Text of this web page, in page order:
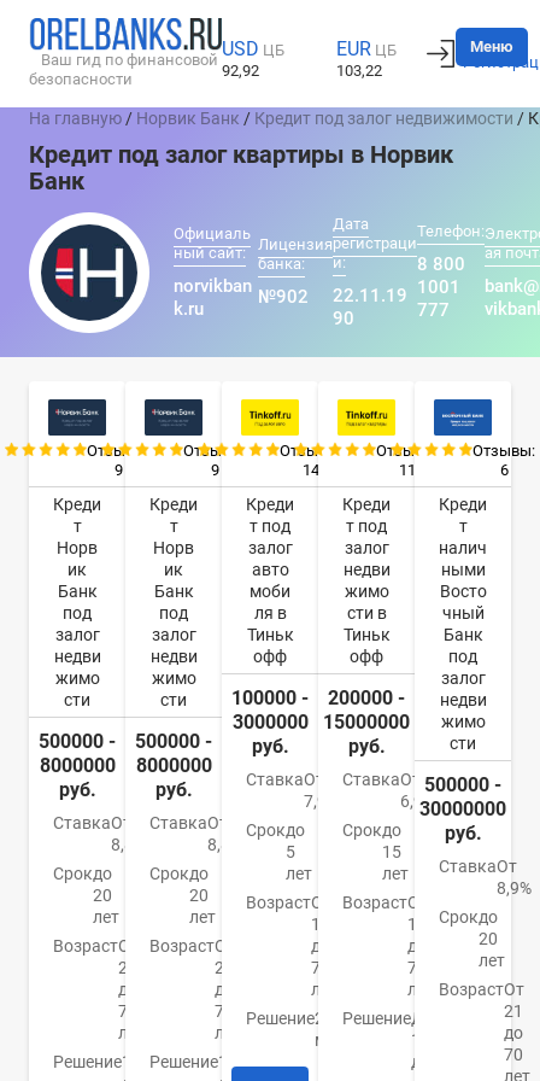
Ваш гид по финансовой
безопасности
USD ЦБ
92,92
EUR ЦБ
103,22
Вход
Меню
На главную / Норвик Банк / Кредит под залог недвижимости /
Кредит под залог квартиры в Норвик
Банк
Официаль
ный сайт:
norvikban
k.ru
Лицензия
банка:
№902
Дата
регистраци
и:
22.11.19
90
Телефон:
8 800
1001
777
ая
Отзывы:
9
Креди
т
Норв
ик
Банк
под
залог
недви
жимо
сти
500000 -
8000000
руб.
СтавкаОт
8,8%
Срокдо
20
лет
ВозрастОт
21
до
75
лет
Решение1
Отзывы:
9
Креди
т
Норв
ик
Банк
под
залог
недви
жимо
сти
500000 -
8000000
руб.
СтавкаОт
8,8%
Срокдо
20
лет
ВозрастОт
21
до
75
лет
Решение1
Отзывы:
14
Креди
т под
залог
авто
моби
ля в
Тиньк
офф
100000 -
3000000
руб.
СтавкаОт
7,9%
Срокдо
5
лет
ВозрастОт
18
до
70
лет
Решение2
минуты
Отзывы:
11
Креди
т под
залог
недви
жимо
сти в
Тиньк
офф
200000 -
15000000
руб.
СтавкаОт
6,9%
Срокдо
15
лет
ВозрастОт
18
до
70
лет
РешениеДо
1
дня
Отзывы:
6
Креди
т
налич
ными
Восто
чный
Банк
под
залог
недви
жимо
сти
500000 -
30000000
руб.
СтавкаОт
8,9%
Срокдо
20
лет
ВозрастОт
21
до
70
лет